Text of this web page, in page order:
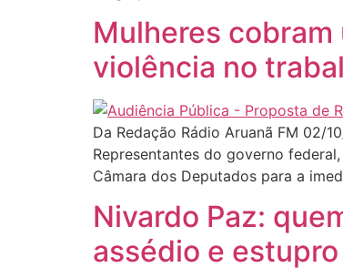
Mulheres
violência no
Da Redação Rádio Aruanã FM 02/
Representantes do governo
Câmara dos Deputados para a
Nivardo Paz:
assédio e estupro